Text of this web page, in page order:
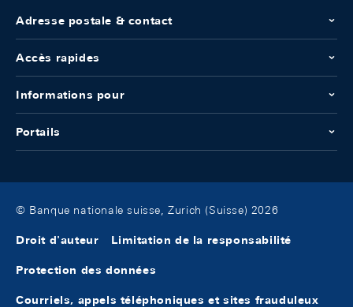
Adresse postale & contact
Accès rapides
Informations pour
Portails
© Banque nationale suisse, Zurich (Suisse) 2026
Droit d'auteur Limitation de la responsabilité
Protection des données
Courriels, appels téléphoniques et sites frauduleux